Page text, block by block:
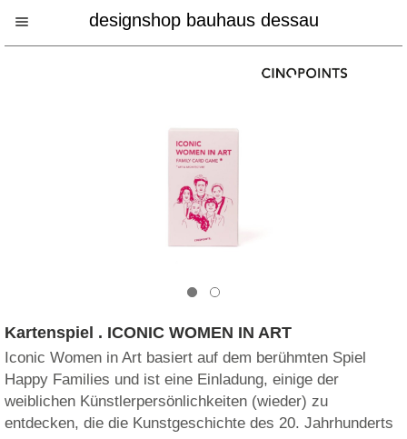
designshop bauhaus dessau
Kartenspiel . ICONIC WOMEN IN ART
Iconic Women in Art basiert auf dem berühmten Spiel
Happy Families und ist eine Einladung, einige der
weiblichen Künstlerpersönlichkeiten (wieder) zu
entdecken, die die Kunstgeschichte des 20. Jahrhunderts